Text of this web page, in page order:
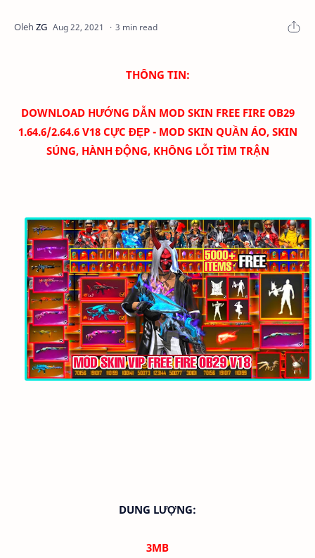
3 min read
THÔNG TIN:
DOWNLOAD HƯỚNG DẪN MOD SKIN FREE FIRE OB29
1.64.6/2.64.6 V18 CỰC ĐẸP - MOD SKIN QUẦN ÁO, SKIN
SÚNG, HÀNH ĐỘNG, KHÔNG LỖI TÌM TRẬN
DUNG LƯỢNG:
3MB